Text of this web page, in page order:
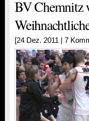
BV Chemnitz
[24 Dez. 2011 | 7